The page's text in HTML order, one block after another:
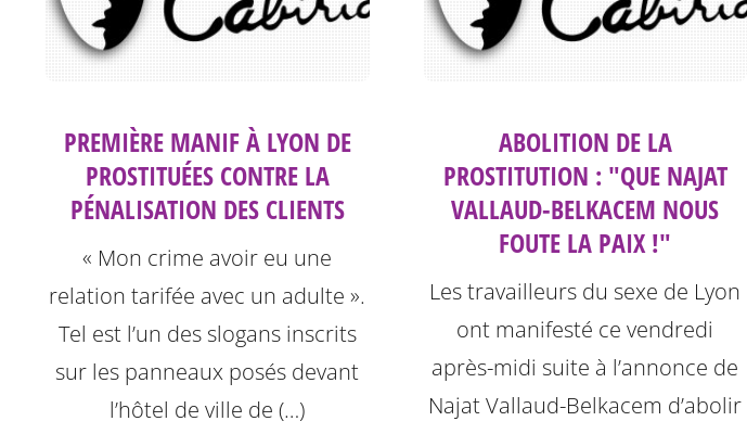
PREMIÈRE MANIF À LYON DE
PROSTITUÉES CONTRE LA
PÉNALISATION DES CLIENTS
« Mon crime avoir eu une
relation tarifée avec un adulte ».
Tel est l’un des slogans inscrits
sur les panneaux posés devant
l’hôtel de ville de (…)
ABOLITION DE LA
PROSTITUTION : "QUE NAJAT
VALLAUD-BELKACEM NOUS
FOUTE LA PAIX !"
Les travailleurs du sexe de Lyon
ont manifesté ce vendredi
après-midi suite à l’annonce de
Najat Vallaud-Belkacem d’abolir